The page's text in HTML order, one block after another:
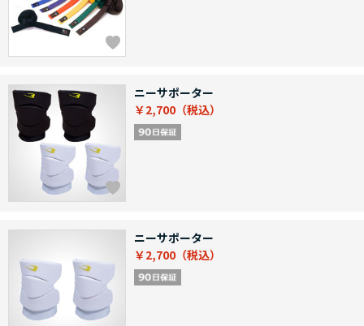
ニーサポーター
￥2,700
ニーサポーター
￥2,700